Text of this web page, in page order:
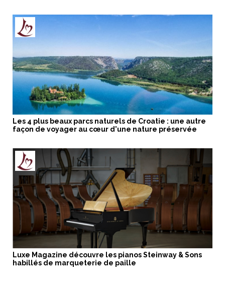
Les 4 plus beaux parcs naturels de Croatie : une autre
façon de voyager au cœur d'une nature préservée
Luxe Magazine découvre les pianos Steinway & Sons
habillés de marqueterie de paille